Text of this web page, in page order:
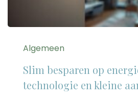
Algemeen
Slim besparen op
technologie en kleine